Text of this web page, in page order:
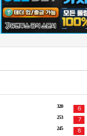
320
253
245
6
7
8